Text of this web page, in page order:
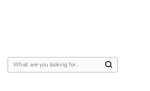
Looking for Something?